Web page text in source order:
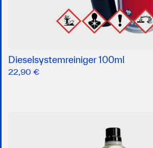
Dieselsystemreiniger 100ml
22,90 €